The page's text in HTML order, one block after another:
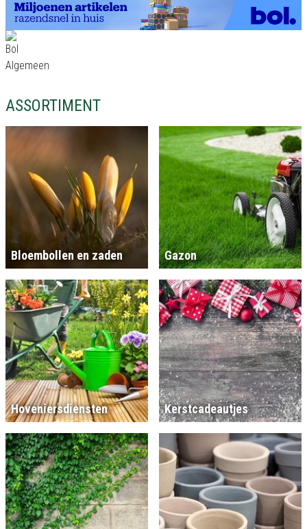
ASSORTIMENT
Bloembollen en zaden Gazon
Hoveniersdiensten Kerstcadeautjes